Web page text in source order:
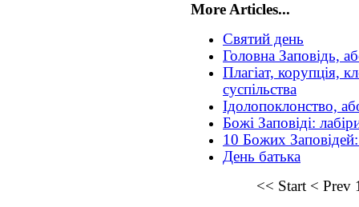
More Articles...
Святий день
Головна Заповідь,
Плагіат, корупція,
суспільства
Ідолопоклонство,
Божі Заповіді:
10 Божих
День батька
<< Start < Prev